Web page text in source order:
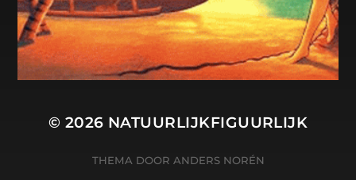
© 2026 NATUURLIJKFIGUURLIJK
THEMA DOOR ANDERS NORÉN